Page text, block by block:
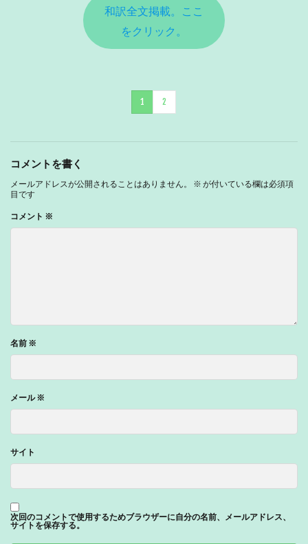
和訳全文掲載。ここ
をクリック。
1 2
コメントを書く
メールアドレスが公開されることはありません。 ※ が付いている欄は必須項
目です
コメント ※
名前 ※
メール※
サイト
次回のコメントで使用するためブラウザーに自分の名前、メールアドレス、
サイトを保存する。